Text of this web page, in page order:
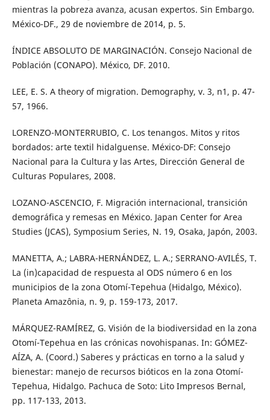
mientras la pobreza avanza, acusan expertos. Sin Embargo.
México-DF., 29 de noviembre de 2014, p. 5.
ÍNDICE ABSOLUTO DE MARGINACIÓN. Consejo Nacional de
Población (CONAPO). México, DF. 2010.
LEE, E. S. A theory of migration. Demography, v. 3, n1, p. 47-
57, 1966.
LORENZO-MONTERRUBIO, C. Los tenangos. Mitos y ritos
bordados: arte textil hidalguense. México-DF: Consejo
Nacional para la Cultura y las Artes, Dirección General de
Culturas Populares, 2008.
LOZANO-ASCENCIO, F. Migración internacional, transición
demográfica y remesas en México. Japan Center for Area
Studies (JCAS), Symposium Series, N. 19, Osaka, Japón, 2003.
MANETTA, A.; LABRA-HERNÁNDEZ, L. A.; SERRANO-AVILÉS, T.
La (in)capacidad de respuesta al ODS número 6 en los
municipios de la zona Otomí-Tepehua (Hidalgo, México).
Planeta Amazônia, n. 9, p. 159-173, 2017.
MÁRQUEZ-RAMÍREZ, G. Visión de la biodiversidad en la zona
Otomí-Tepehua en las crónicas novohispanas. In: GÓMEZ-
AÍZA, A. (Coord.) Saberes y prácticas en torno a la salud y
bienestar: manejo de recursos bióticos en la zona Otomí-
Tepehua, Hidalgo. Pachuca de Soto: Lito Impresos Bernal,
pp. 117-133, 2013.